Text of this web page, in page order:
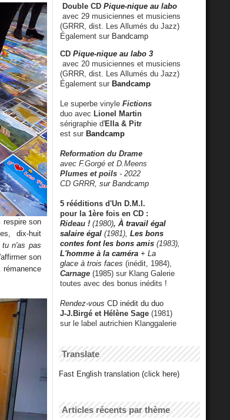
respire son
dix-huit
tu n'as pas
son
Double CD Pique-nique au labo
avec 29 musiciennes et musiciens
(GRRR, dist. Les Allumés du Jazz)
Également sur Bandcamp
CD Pique-nique au labo 3
avec 20 musiciennes et musiciens
(GRRR, dist. Les Allumés du Jazz)
Également sur Bandcamp
Le superbe vinyle Fictions
duo avec Lionel Martin
sérigraphie d'Ella & Pitr
est sur Bandcamp
Reformation du Drame
avec F.Gorgé et D.Meens
Plumes et poils - 2022
CD GRRR, sur Bandcamp
5 rééditions d'Un D.M.I.
pour la 1ère fois en CD :
Rideau ! (1980), À travail égal
salaire égal (1981), Les bons
contes font les bons amis (1983),
L'homme à la caméra + La
glace à trois faces (inédit, 1984),
Carnage (1985) sur Klang Galerie
toutes avec des bonus inédits !
Rendez-vous CD inédit du duo
J-J.Birgé et Hélène Sage (1981)
sur le label autrichien Klanggalerie
Translate
Fast English translation (click here)
Articles récents par thème